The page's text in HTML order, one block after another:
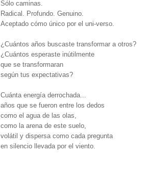
Sólo caminas.
Radical. Profundo. Genuino.
Aceptado cómo único por el uni-verso.
¿Cuántos años buscaste transformar a otros?
¿Cuántos esperaste inútilmente
que se transformaran
según tus expectativas?
Cuánta energía derrochada...
años que se fueron entre los dedos
como el agua de las olas,
como la arena de este suelo,
volátil y dispersa como cada pregunta
en silencio llevada por el viento.